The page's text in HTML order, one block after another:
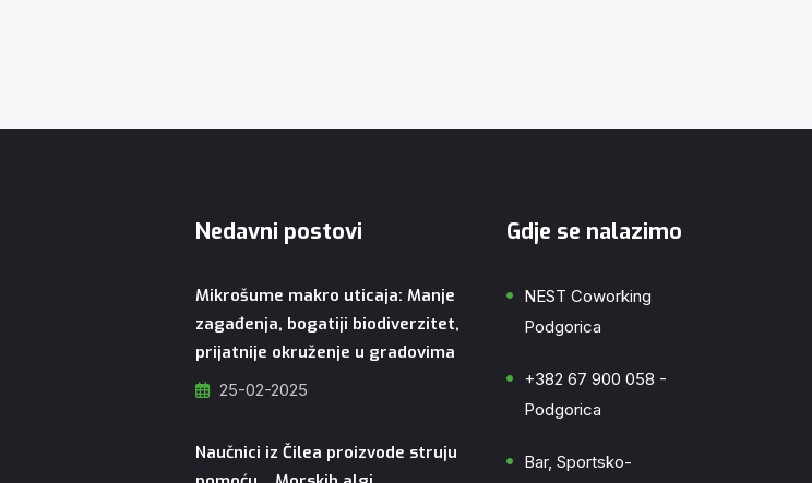
Nedavni postovi
Mikrošume makro uticaja: Manje
zagađenja, bogatiji biodiverzitet,
prijatnije okruženje u gradovima
25-02-2025
Naučnici iz Čilea proizvode struju
Gdje se nalazimo
NEST Coworking
Podgorica
+382 67 900 058 -
Podgorica
Bar, Sportsko-